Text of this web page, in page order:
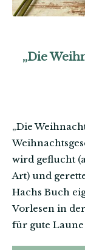
„Die
„Die
wird geflucht
Art) und
Hachs Buch
Vorlesen in
für gute